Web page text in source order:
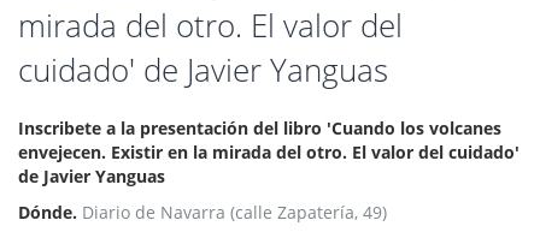
mirada del otro. El valor del
cuidado' de Javier Yanguas
Inscribete a la presentación del libro 'Cuando los volcanes
envejecen. Existir en la mirada del otro. El valor del cuidado'
de Javier Yanguas
Dónde. Diario de Navarra (calle Zapatería, 49)
la
de